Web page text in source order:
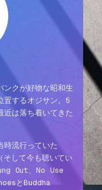
ンクが好物な昭和生
置するオジサン。5
近は落ち着いてきた
時流行っていた
して今も聴いてい
Out、No Use
とBuddha